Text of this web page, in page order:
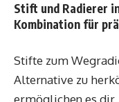
Stift und Radierer
Kombination für
Stifte zum
Alternative zu
ermöglichen es